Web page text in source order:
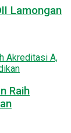
Lamongan
Raih